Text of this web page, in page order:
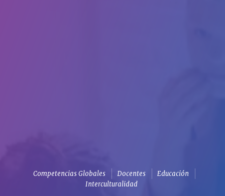
Competencias Globales Docentes
Educación
Interculturalidad